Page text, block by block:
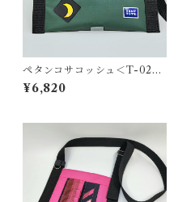
ペタンコサコッシュ＜T-0280
＞
¥6,820